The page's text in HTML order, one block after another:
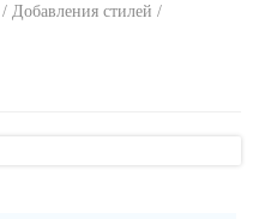
Добавления стилей /